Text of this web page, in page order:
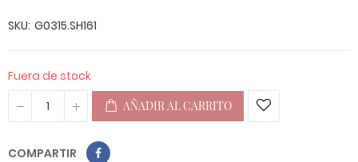
SKU G0315.SH161
Fuera de stock
AÑADIR AL CARRITO
COMPARTIR